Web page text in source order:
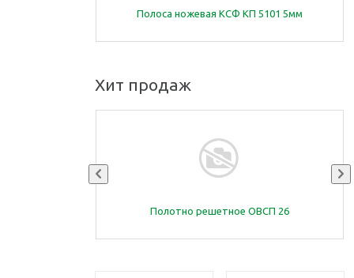
Полоса ножевая КСФ КП 5101 5мм
Хит продаж
Полотно решетное ОВСП 26